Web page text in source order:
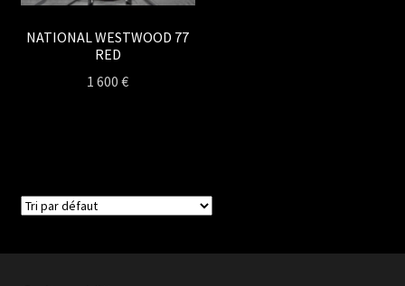
NATIONAL WESTWOOD 77
RED
1 600€